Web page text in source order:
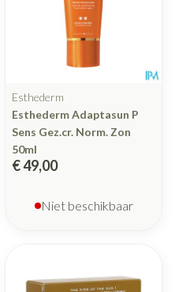
Esthederm
Esthederm Adaptasun P
Sens Gez.cr. Norm. Zon
50ml
€ 49,00
Niet beschikbaar